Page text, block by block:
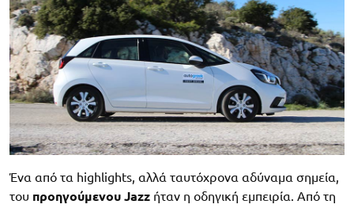
Ένα από τα highlights, αλλά ταυτόχρονα αδύναμα σημεία,
του προηγούμενου Jazz ήταν η οδηγική εμπειρία. Από τη